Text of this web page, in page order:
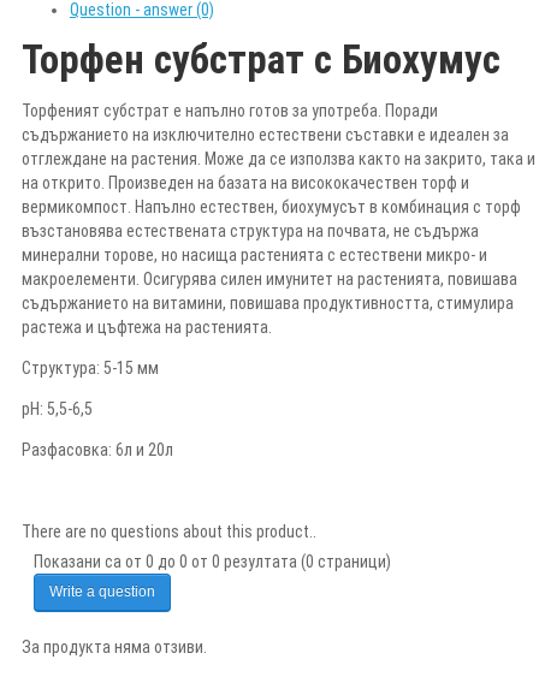
Question - answer (0)
Торфен субстрат с Биохумус
Торфеният субстрат е напълно готов за употреба. Поради
съдържанието на изключително естествени съставки е идеален за
отглеждане на растения. Може да се използва както на закрито, така и
на открито. Произведен на базата на висококачествен торф и
вермикомпост. Напълно естествен, биохумусът в комбинация с торф
възстановява естествената структура на почвата, не съдържа
минерални торове, но насища растенията с естествени микро- и
макроелементи. Осигурява силен имунитет на растенията, повишава
съдържанието на витамини, повишава продуктивността, стимулира
растежа и цъфтежа на растенията.
Структура: 5-15 мм
рН: 5,5-6,5
Разфасовка: 6л и 20л
There are no questions about this product..
Показани са от 0 до 0 от 0 резултата (0 страници)
Write a question
За продукта няма отзиви.